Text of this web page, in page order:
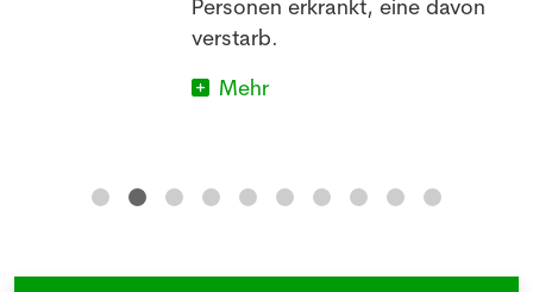
Personen erkrankt, eine davon
verstarb.
Mehr